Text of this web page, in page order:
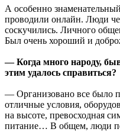
А особенно
проводили онлайн. Люди
соскучились. Личного
Был очень хороший и
— Когда много народу,
этим удалось справиться?
— Организовано все было
отличные условия,
на высоте, превосходная
питание… В общем, люди